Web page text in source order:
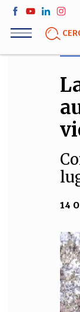
Salta
contenuto
Sport,
14